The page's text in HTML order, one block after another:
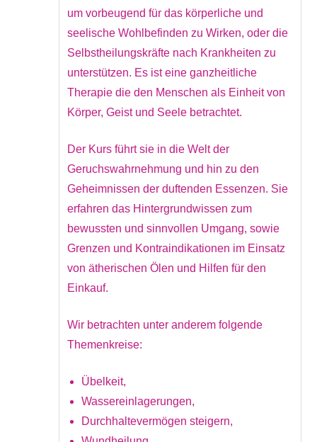
um vorbeugend für das körperliche und
seelische Wohlbefinden zu Wirken, oder die
Selbstheilungskräfte nach Krankheiten zu
unterstützen. Es ist eine ganzheitliche
Therapie die den Menschen als Einheit von
Körper, Geist und Seele betrachtet.
Der Kurs führt sie in die Welt der
Geruchswahrnehmung und hin zu den
Geheimnissen der duftenden Essenzen. Sie
erfahren das Hintergrundwissen zum
bewussten und sinnvollen Umgang, sowie
Grenzen und Kontraindikationen im Einsatz
von ätherischen Ölen und Hilfen für den
Einkauf.
Wir betrachten unter anderem folgende
Themenkreise:
Übelkeit,
Wassereinlagerungen,
Durchhaltevermögen steigern,